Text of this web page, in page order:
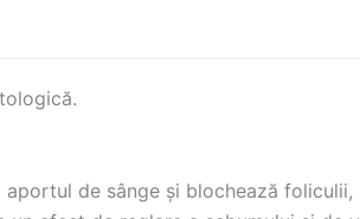
de sânge și blochează